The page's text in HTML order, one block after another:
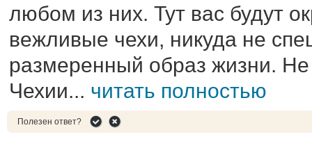
любом из них. Тут вас будут
вежливые чехи, никуда не
размеренный образ жизни. Не
Чехии... читать полностью
Полезен ответ?